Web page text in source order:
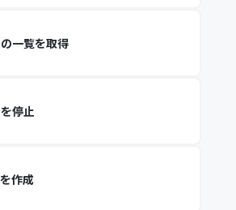
一覧を取得
停止
作成